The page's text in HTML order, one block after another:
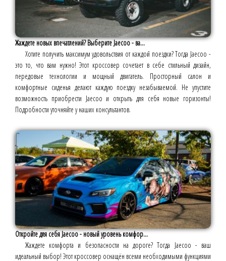
Жаждете новых впечатлений? Выберите Jaecoo - ва...
Хотите получить максимум удовольствия от каждой поездки? Тогда Jaecoo -
это то, что вам нужно! Этот кроссовер сочетает в себе стильный дизайн,
передовые технологии и мощный двигатель. Просторный салон и
комфортные сиденья делают каждую поездку незабываемой. Не упустите
возможность приобрести Jaecoo и открыть для себя новые горизонты!
Подробности уточняйте у наших консультантов.
Откройте для себя Jaecoo - новый уровень комфор...
Жаждете комфорта и безопасности на дороге? Тогда Jaecoo - ваш
идеальный выбор! Этот кроссовер оснащён всеми необходимыми функциями